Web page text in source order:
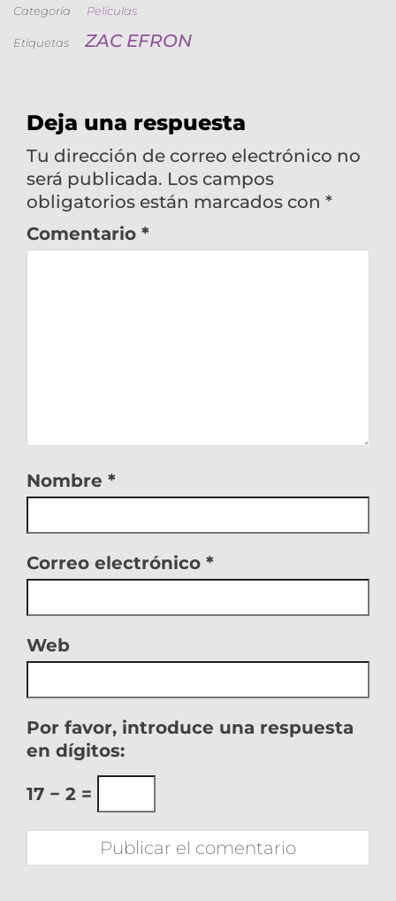
Categoría Películas
Etiquetas ZAC EFRON
Deja una respuesta
Tu dirección de correo electrónico no
será publicada. Los campos
obligatorios están marcados con *
Comentario *
Nombre *
Correo electrónico *
Web
Por favor, introduce una respuesta
en dígitos:
17 − 2 =